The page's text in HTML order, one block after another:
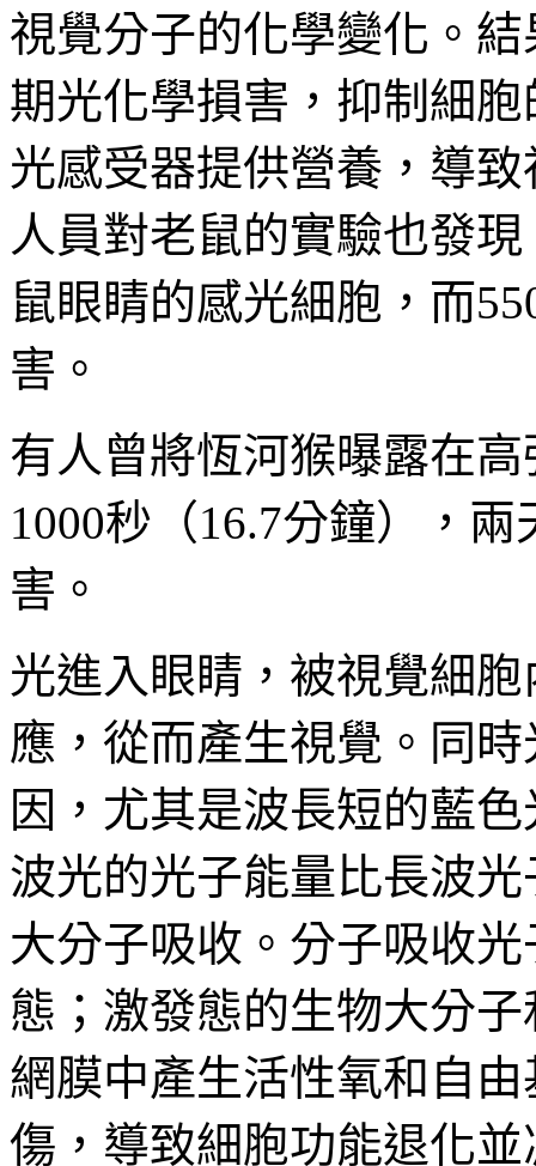
視覺分子的化學變化。
期光化學損害，抑制細
光感受器提供營養，導
人員對老鼠的實驗也發
鼠眼睛的感光細胞，而
害。
有人曾將恆河猴曝露在
1000秒（16.7分鐘），
害。
光進入眼睛，被視覺細
應，從而產生視覺。同
因，尤其是波長短的藍
波光的光子能量比長波
大分子吸收。分子吸收
態；激發態的生物大分
網膜中產生活性氧和自
傷，導致細胞功能退化